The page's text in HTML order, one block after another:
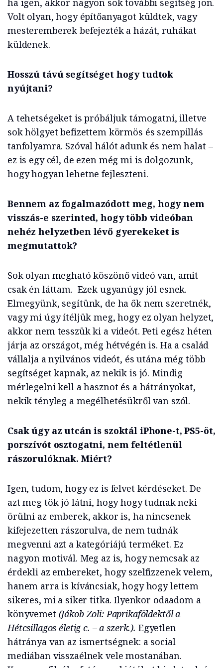
ha igen, akkor nagyon sok további segítség jön.
Volt olyan, hogy építőanyagot küldtek, vagy
mesteremberek befejezték a házát, ruhákat
küldenek.
Hosszú távú segítséget hogy tudtok
nyújtani?
A tehetségeket is próbáljuk támogatni, illetve
sok hölgyet befizettem körmös és szempillás
tanfolyamra. Szóval hálót adunk és nem halat –
ez is egy cél, de ezen még mi is dolgozunk,
hogy hogyan lehetne fejleszteni.
Bennem az fogalmazódott meg, hogy nem
visszás-e szerinted, hogy több videóban
nehéz helyzetben lévő gyerekeket is
megmutattok?
Sok olyan megható köszönő videó van, amit
csak én láttam. Ezek ugyanúgy jól esnek.
Elmegyünk, segítünk, de ha ők nem szeretnék,
vagy mi úgy ítéljük meg, hogy ez olyan helyzet,
akkor nem tesszük ki a videót. Peti egész héten
járja az országot, még hétvégén is. Ha a család
vállalja a nyilvános videót, és utána még több
segítséget kapnak, az nekik is jó. Mindig
mérlegelni kell a hasznot és a hátrányokat,
nekik tényleg a megélhetésükről van szól.
Csak úgy az utcán is szoktál iPhone-t, PS5-öt,
porszívót osztogatni, nem feltétlenül
rászorulóknak. Miért?
Igen, tudom, hogy ez is felvet kérdéseket. De
azt meg tök jó látni, hogy hogy tudnak neki
örülni az emberek, akkor is, ha nincsenek
kifejezetten rászorulva, de nem tudnák
megvenni azt a kategóriájú terméket. Ez
nagyon motivál. Meg az is, hogy nemcsak az
érdekli az embereket, hogy szelfizzenek velem,
hanem arra is kíváncsiak, hogy hogy lettem
sikeres, mi a siker titka. Ilyenkor odaadom a
könyvemet (Jákob Zoli: Paprikaföldektől a
Hétcsillagos életig c. – a szerk.). Egyetlen
hátránya van az ismertségnek: a social
mediában visszaélnek vele mostanában.